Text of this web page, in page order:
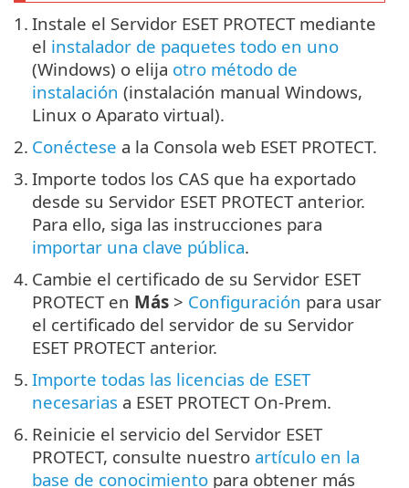
1. Instale el Servidor ESET PROTECT mediante
el instalador de paquetes todo en uno
(Windows) o elija otro método de
instalación (instalación manual Windows,
Linux o Aparato virtual).
2. Conéctese a la Consola web ESET PROTECT.
3. Importe todos los CAS que ha exportado
desde su Servidor ESET PROTECT anterior.
Para ello, siga las instrucciones para
importar una clave pública.
4. Cambie el certificado de su Servidor ESET
PROTECT en Más > Configuración para usar
el certificado del servidor de su Servidor
ESET PROTECT anterior.
5. Importe todas las licencias de ESET
necesarias a ESET PROTECT On-Prem.
6. Reinicie el servicio del Servidor ESET
PROTECT, consulte nuestro artículo en la
base de conocimiento para obtener más